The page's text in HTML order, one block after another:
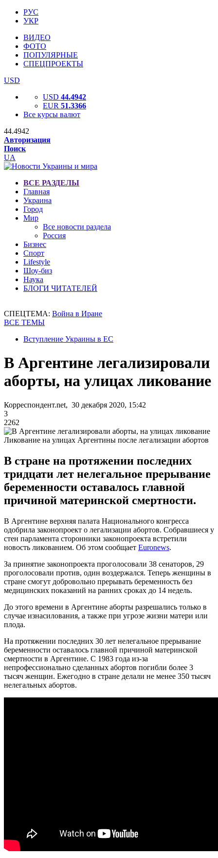
РУС
УКР
ВИДЕО
ФОТО
ПОПУЛЯРНЫЕ
СПЕЦПРОЕКТЫ
USD
USD 44.4942
EUR 51.3366
Все курсы валют
44.4942
Авторизация
Поиск
UA
ВСЕ РАЗДЕЛЫ
Главная
Украина
Город
Мир
Все новости раздела
Россия
Бизнес
Спорт
Lifestyle
Шоу-биз
Наука
БЛОГИ ЧИТАТЕЛЕЙ
СПЕЦТЕМА: Война в Иране
ВСЕ ТЕМЫ
Вступление Украины в ЕС
В Аргентине легализировали
аборты, на улицах ликование
Корреспондент.net, 30 декабря 2020, 15:42
3
2262
Ликование на улицах Аргентины после легализации абортов
В стране на протяжении последних
тридцати лет нелегальное прерывание
беременности оставалось главной
причиной материнской смертности.
В Аргентине верхняя палата Национального конгресса
одобрила законопроект о легализации абортов. Собравшиеся у
стен парламента сторонники законопроекта встретили
новость ликованием. Об этом сообщает Euronews.
За принятие законопроекта проголосовали 38 сенаторов, 29
проголосовали против, один воздержался. Теперь женщины в
стране смогут добровольно прерывать беременность без
медицинских показаний на ранних сроках до 14 недель.
До этого времени в Аргентине аборты разрешались только в
случае изнасилования, а также при угрозе жизни матери или
плода.
На протяжении последних 30 лет нелегальное прерывание
беременности оставалось главной причиной материнской
смертности в Аргентине. С 1983 года из-за
непрофессионально сделанных абортов погибли более 3
тысяч женщин. Ежегодно в стране делали не менее 350 тысяч
нелегальных абортов.